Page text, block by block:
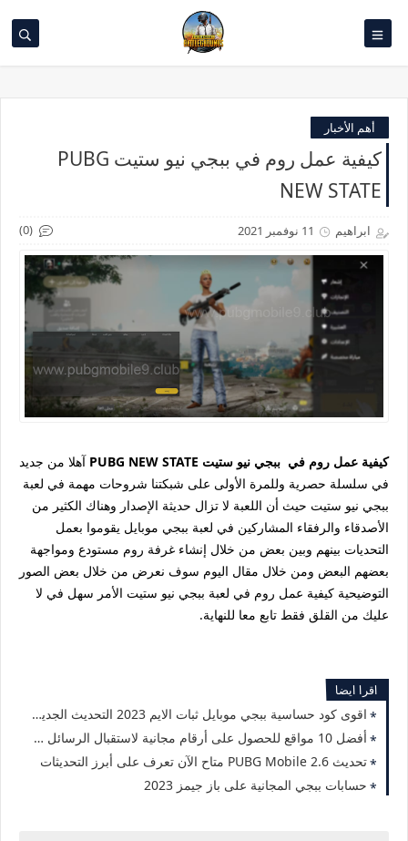
أهم الأخبار
كيفية عمل روم في ببجي نيو ستيت PUBG
NEW STATE
ابراهيم 11 نوفمبر 2021 (0)
كيفية عمل روم في ببجي نيو ستيت PUBG NEW STATE
آهلا من جديد
في سلسلة حصرية وللمرة الأولى على شبكتنا شروحات مهمة في لعبة
ببجي نيو ستيت حيث أن اللعبة لا تزال حديثة الإصدار وهناك الكثير من
الأصدقاء والرفقاء المشاركين في لعبة ببجي موبايل يقوموا بعمل
التحديات بينهم وبين بعض من خلال إنشاء غرفة روم مستودع ومواجهة
بعضهم البعض ومن خلال مقال اليوم سوف نعرض من خلال بعض الصور
التوضيحية كيفية عمل روم في لعبة ببجي نيو ستيت الأمر سهل في لا
عليك من القلق فقط تابع معا للنهاية.
اقرا ايضا
اقوى كود حساسية ببجي موبايل ثبات الايم 2023 التحديث الجديد 2.5
أفضل 10 مواقع للحصول على أرقام مجانية لاستقبال الرسائل 2023
تحديث PUBG Mobile 2.6 متاح الآن تعرف على أبرز التحديثات
حسابات ببجي المجانية على باز جيمز 2023